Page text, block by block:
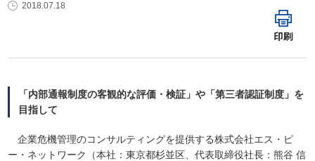
2018.07.18
印刷
「内部通報制度の客観的な評価・検証」や「第三者認証制度」を
目指して
企業危機管理のコンサルティングを提供する株式会社エス・ピ
ー・ネットワーク（本社：東京都杉並区、代表取締役社長：熊谷 信